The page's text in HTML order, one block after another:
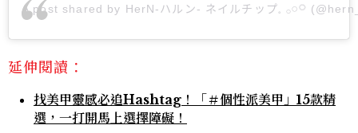
A post shared by HerN-ハルン- ネイルチップ𓈒 𓂂𓏸𓋪
延伸閱讀：
找美甲靈感必追Hashtag！「＃個性派美甲」15款精
選，一打開馬上選擇障礙！